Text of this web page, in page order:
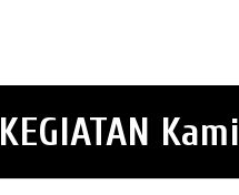
KEGIATAN Kami